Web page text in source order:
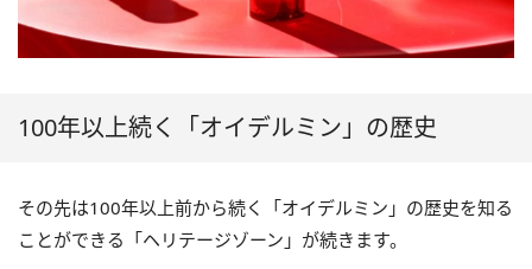
100年以上続く「オイデルミン」の歴史
その先は100年以上前から続く「オイデルミン」の歴史を知る
ことができる「ヘリテージゾーン」が続きます。